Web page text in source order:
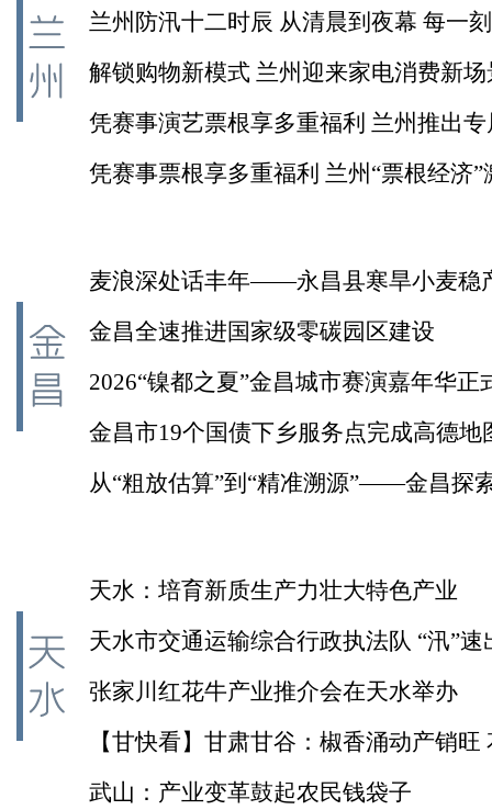
可享全城福利
兰州防汛十二时辰 从清晨到夜幕 每一
守护
解锁购物新模式 兰州迎来家电消费新场
凭赛事演艺票根享多重福利 兰州推出
举措
凭赛事票根享多重福利 兰州“票根经济”
麦浪深处话丰年——永昌县寒旱小麦稳
侧记
金昌全速推进国家级零碳园区建设
2026“镍都之夏”金昌城市赛演嘉年华正
金昌市19个国债下乡服务点完成高德地
从“粗放估算”到“精准溯源”——金昌探
天水：培育新质生产力壮大特色产业
天水市交通运输综合行政执法队 “汛”速
险保畅
张家川红花牛产业推介会在天水举办
【甘快看】甘肃甘谷：椒香涌动产销旺
易市场迎来丰收热潮
武山：产业变革鼓起农民钱袋子